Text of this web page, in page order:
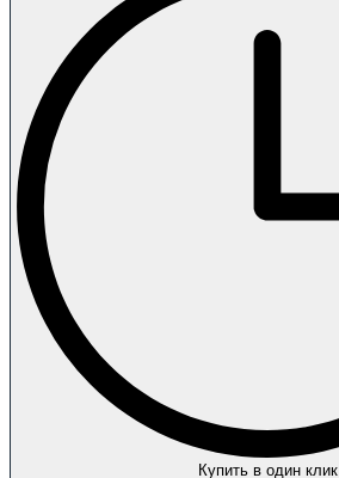
Купить в один клик